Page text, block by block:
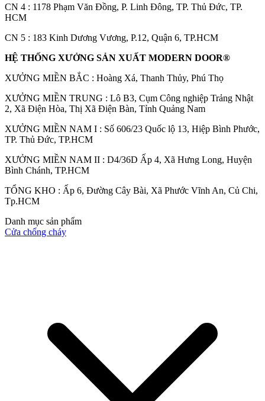
CỬA GỖ
Cửa Gỗ HDF Veneer
Cửa Gỗ HDF
CN 4 : 1178 Phạm Văn Đồng, P. Linh Đông, TP. Thủ Đức, TP.
HCM
CN 5 : 183 Kinh Dương Vương, P.12, Quận 6, TP.HCM
HỆ THỐNG XƯỞNG SẢN XUẤT MODERN DOOR®
XƯỞNG MIỀN BẮC : Hoàng Xá, Thanh Thủy, Phú Thọ
XƯỞNG MIỀN TRUNG : Lô B3, Cụm Công nghiệp Trảng Nhật
2, Xã Điện Hòa, Thị Xã Điện Bàn, Tỉnh Quảng Nam
XƯỞNG MIỀN NAM I : Số 606/23 Quốc lộ 13, Hiệp Bình Phước,
TP. Thủ Đức, TP.HCM
XƯỞNG MIỀN NAM II : D4/36D Ấp 4, Xã Hưng Long, Huyện
Bình Chánh, TP.HCM
TỔNG KHO : Ấp 6, Đường Cây Bài, Xã Phước Vĩnh An, Củ Chi,
Tp.HCM
Danh mục sản phẩm
Cửa chống cháy